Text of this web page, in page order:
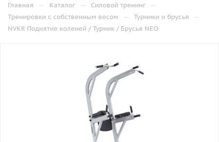
Главная — Каталог — Силовой тренинг —
Тренировки с собственным весом — Турники и брусья —
NVKR Поднятие коленей / Турник / Брусья NEO